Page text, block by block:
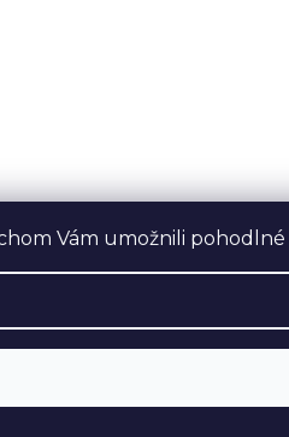
Vám umožnili